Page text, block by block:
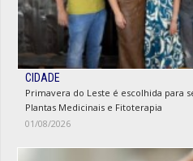
CIDADE
Primavera do Leste é escolhida para
Plantas Medicinais e Fitoterapia
01/08/2026